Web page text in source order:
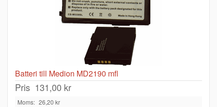
Batteri till Medion MD2190 mfl
Pris 131,00 kr
Moms: 26,20 kr